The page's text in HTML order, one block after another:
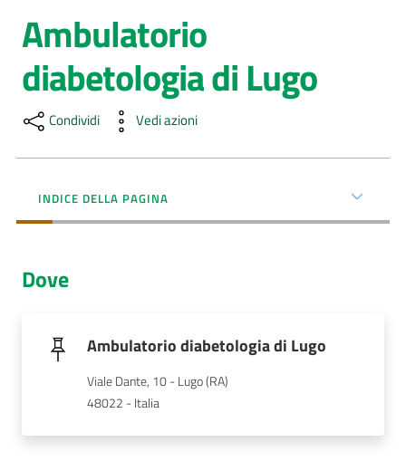
Servizi
Luoghi
di
cura
Menu selezionato
AUSL
Servizi
a...
Salta al contenuto
Ambulatorio
diabetologia di Lugo
Condividi Vedi azioni
INDICE DELLA PAGINA
Dove
Ambulatorio diabetologia di Lugo
Viale Dante, 10 - Lugo (RA)
48022 - Italia